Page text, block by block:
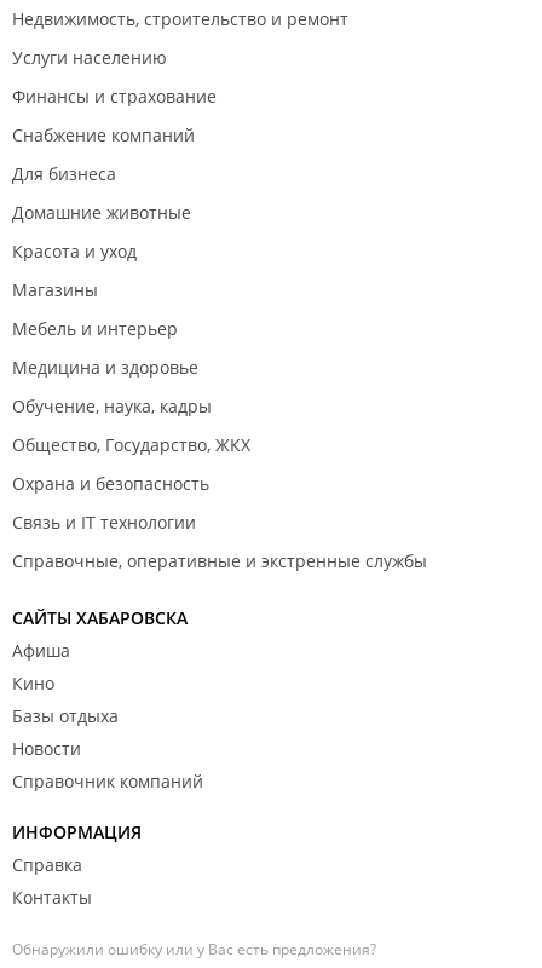
Недвижимость, строительство и ремонт
Услуги населению
Финансы и страхование
Снабжение компаний
Для бизнеса
Домашние животные
Красота и уход
Магазины
Мебель и интерьер
Медицина и здоровье
Обучение, наука, кадры
Общество, Государство, ЖКХ
Охрана и безопасность
Связь и IT технологии
Справочные, оперативные и экстренные службы
САЙТЫ ХАБАРОВСКА
Афиша
Кино
Базы отдыха
Новости
Справочник компаний
ИНФОРМАЦИЯ
Справка
Контакты
Обнаружили ошибку или у Вас есть предложения?